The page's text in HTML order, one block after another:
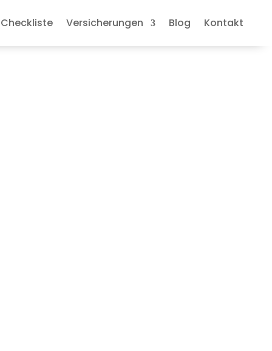
Versicherungen Blog Kontakt